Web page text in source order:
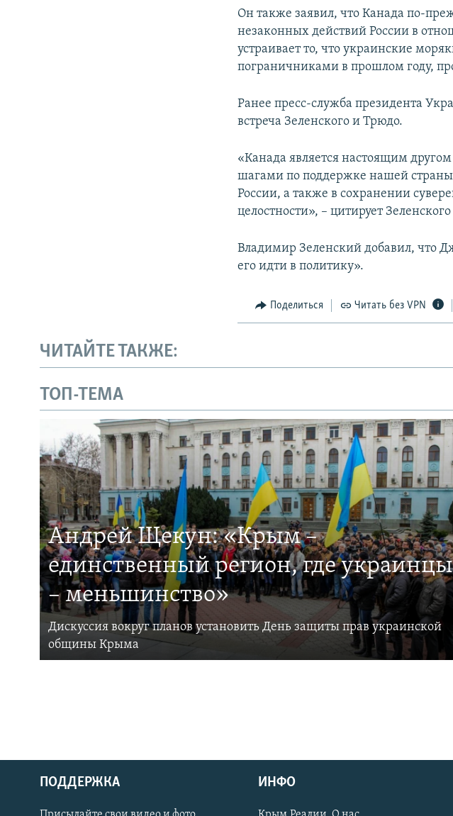
Українською
Он также заявил, что Канада по-
незаконных действий России в
устраивает то, что украинские
пограничниками в прошлом году,
Ранее пресс-служба президента
встреча Зеленского и Трюдо.
«Канада является настоящим
шагами по поддержке нашей страны
России, а также в сохранении
целостности», – цитирует
Владимир Зеленский добавил, что
его идти в политику».
Поделиться Читать без VPN
ЧИТАЙТЕ ТАКЖЕ:
ТОП-ТЕМА
Андрей Щекун: «Крым –
единственный регион, где украинцы
– меньшинство»
Дискуссия вокруг планов установить День защиты прав украинской
общины Крыма
ПОДДЕРЖКА ИНФО